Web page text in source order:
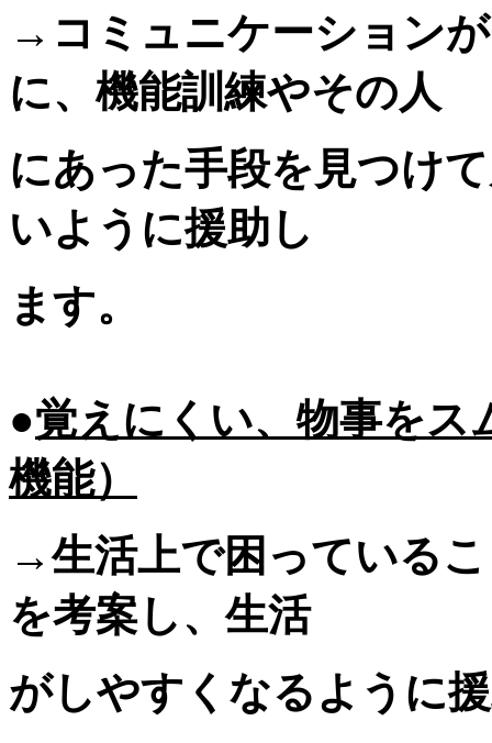
→コミュニケーション
に、機能訓練やその人
にあった手段を見つけ
いように援助し
ます。
●覚えにくい、物事をス
機能）
→生活上で困っている
を考案し、生活
がしやすくなるように